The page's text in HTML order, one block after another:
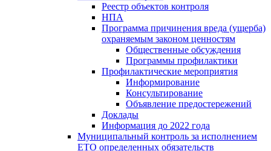
Реестр объектов контроля
НПА
Программа причинения вреда (ущерба)
охраняемым законом ценностям
Общественные обсуждения
Программы профилактики
Профилактические мероприятия
Информирование
Консультирование
Объявление предостережений
Доклады
Информация до 2022 года
Муниципальный контроль за исполнением
ЕТО определенных обязательств